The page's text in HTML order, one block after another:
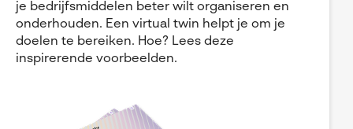
je bedrijfsmiddelen beter wilt organiseren en
onderhouden. Een virtual twin helpt je om je
doelen te bereiken. Hoe? Lees deze
inspirerende voorbeelden.